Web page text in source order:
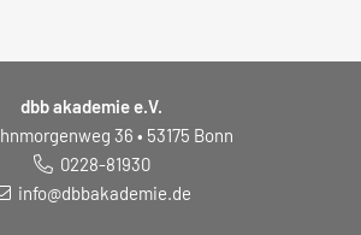
dbb akademie e.V.
36 • 53175 Bonn
0228-81930
info@dbbakademie.de